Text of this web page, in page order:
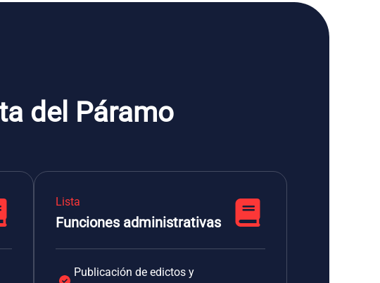
del Páramo
Lista
Funciones administrativas
Publicación de edictos y